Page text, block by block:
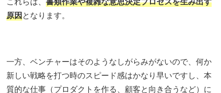
原因となります。
一方、ベンチャーはそのようなしがらみがないので、何か
新しい戦略を打つ時のスピード感はかなり早いですし、本
質的な仕事（プロダクトを作る、顧客と向き合うなど）に